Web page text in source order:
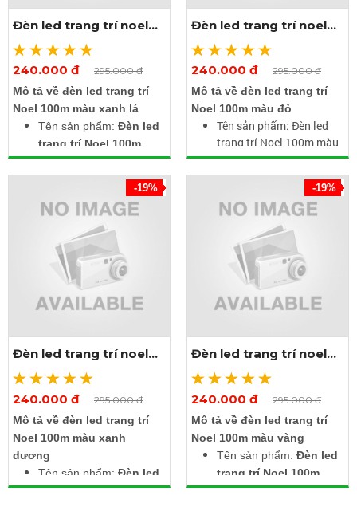
Chế độ chớp: 8 chế độ
chớp nháy khác nhau
Chỉ số bảo vệ: IP65 (Hộp
điều khiển IP44)
Chế độ chớp: 8 chế độ
chớp nháy khác nhau
Chỉ số bảo vệ: IP65 (Hộp
điều khiển IP44)
Xem thêm ảnh
Đèn led trang trí noel
100m màu xanh lá
240.000 đ
295.000 đ
Mô tả về đèn led trang trí
Noel 100m màu xanh lá
Tên sản phẩm: Đèn led
trang trí Noel 100m
màu xanh lá
Nguồn điện: 220V AC
(Ghim điện là sáng)
Màu sắc ánh sáng: Màu
Chiều dài dây: 100m có
480 bóng
Loại bóng: Led siêu
sáng, tiết kiệm điện
Chế độ chớp: 8 chế độ
chớp nháy khác nhau
Chỉ số bảo vệ: IP65 (Hộp
Xem thêm ảnh
Đèn led trang trí noel
100m màu đỏ
240.000 đ
295.000 đ
Mô tả về đèn led trang trí
Noel 100m màu đỏ
Tên sản phẩm: Đèn led
trang trí Noel 100m màu
đỏ
Nguồn điện: 220V AC
(Ghim điện là sáng)
Màu sắc ánh sáng: Màu
Chiều dài dây: 100m có
480 bóng
Loại bóng: Led siêu
sáng, tiết kiệm điện
chớp nháy khác nhau
điều khiển IP44)
-19%
Xem thêm ảnh
Đèn led trang trí noel
100m màu xanh dương
240.000 đ
295.000 đ
Mô tả về đèn led trang trí
Noel 100m màu xanh
dương
Tên sản phẩm: Đèn led
trang trí Noel 100m
-19%
Xem thêm ảnh
Đèn led trang trí noel
100m màu vàng
240.000 đ
295.000 đ
Mô tả về đèn led trang trí
Noel 100m màu vàng
Tên sản phẩm: Đèn led
trang trí Noel 100m
màu vàng